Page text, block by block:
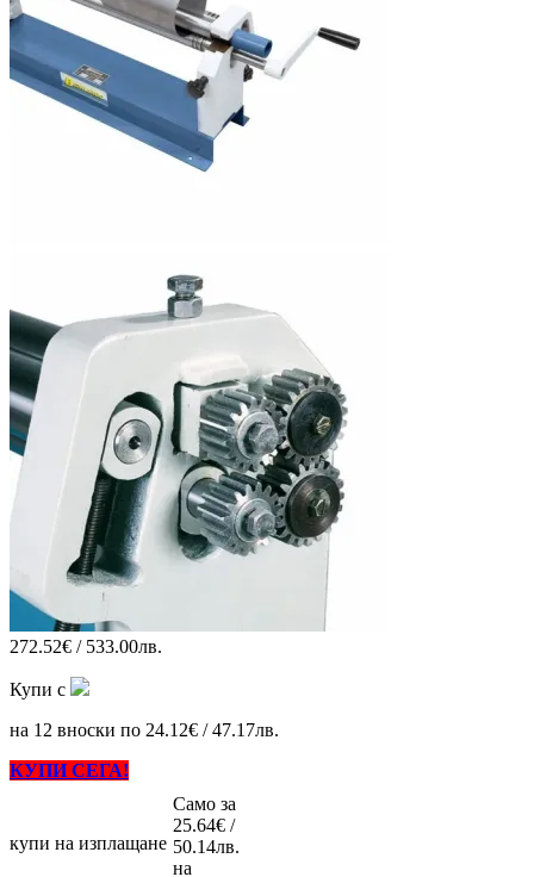
272.52€ / 533.00лв.
Купи с
на 12 вноски по 24.12€ / 47.17лв.
КУПИ СЕГА!
купи на изплащане
Само за
25.64€ /
50.14лв.
на